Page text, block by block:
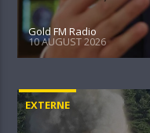
Gold FM Radio
10 AUGUST 2026
EXTERNE